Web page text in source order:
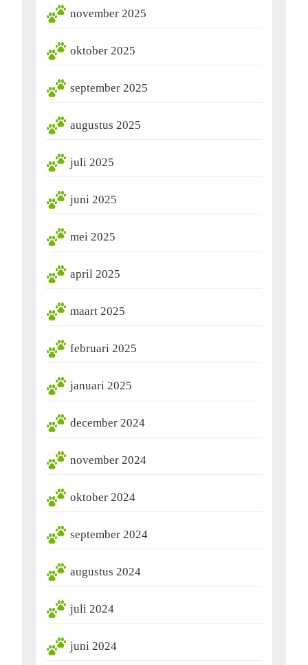
november 2025
oktober 2025
september 2025
augustus 2025
juli 2025
juni 2025
mei 2025
april 2025
maart 2025
februari 2025
januari 2025
december 2024
november 2024
oktober 2024
september 2024
augustus 2024
juli 2024
juni 2024